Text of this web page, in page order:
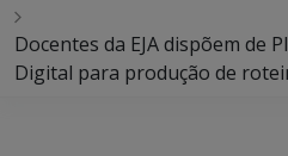
Docentes da EJA dispõem de
Digital para produção de